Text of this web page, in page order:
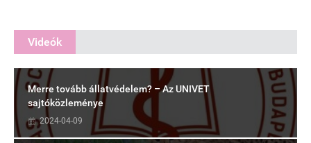
Videók
Merre tovább állatvédelem? – Az UNIVET
sajtóközleménye
2024-04-09